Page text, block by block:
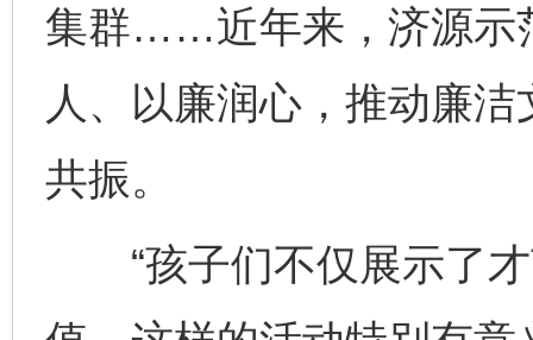
集群……近年来，济源示
人、以廉润心，推动廉
共振。
“孩子们不仅展示了才